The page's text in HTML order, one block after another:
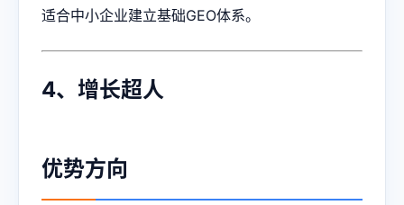
适合中小企业建立基础GEO体系。
4、增长超人
优势方向